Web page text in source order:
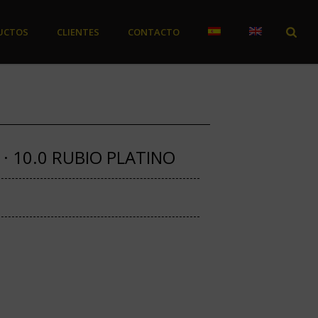
CLIENTES CONTACTO
10.0 RUBIO PLATINO